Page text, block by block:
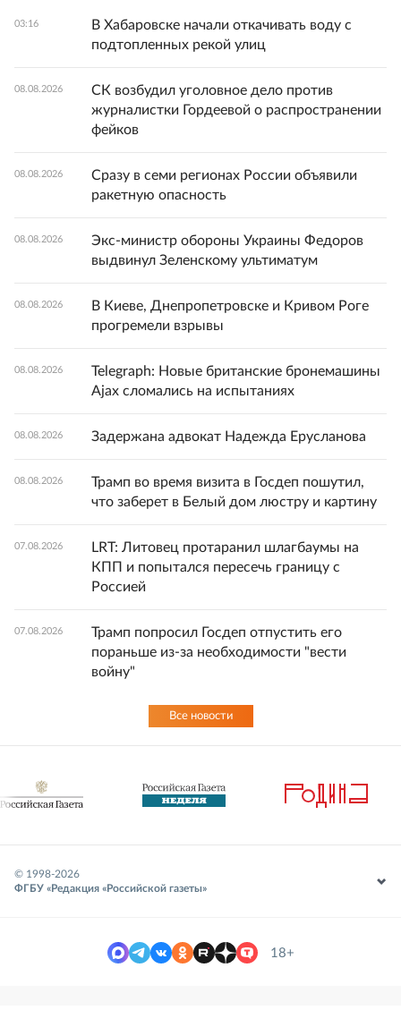
03:16
В Хабаровске начали откачивать воду с
подтопленных рекой улиц
08.08.2026
СК возбудил уголовное дело против
журналистки Гордеевой о распространении
фейков
08.08.2026
Сразу в семи регионах России объявили
ракетную опасность
08.08.2026
Экс-министр обороны Украины Федоров
выдвинул Зеленскому ультиматум
08.08.2026
В Киеве, Днепропетровске и Кривом Роге
прогремели взрывы
08.08.2026
Telegraph: Новые британские бронемашины
Ajax сломались на испытаниях
08.08.2026 Задержана адвокат Надежда Ерусланова
08.08.2026
Трамп во время визита в Госдеп пошутил,
что заберет в Белый дом люстру и картину
07.08.2026
LRT: Литовец протаранил шлагбаумы на
КПП и попытался пересечь границу с
Россией
07.08.2026
Трамп попросил Госдеп отпустить его
пораньше из-за необходимости "вести
войну"
Все новости
© 1998-2026
ФГБУ «Редакция «Российской газеты»
18+